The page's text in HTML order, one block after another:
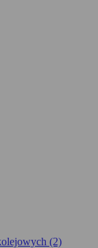
(2)